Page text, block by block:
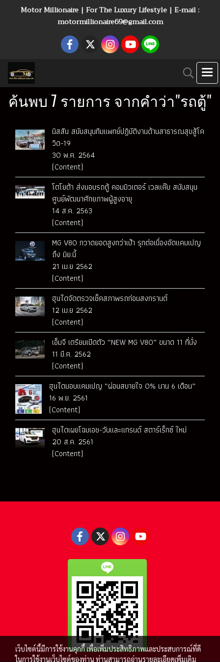
Motor Millionaire | For The Luxury Lifestyle | E-mail :
motormillionaire69@gmail.com
ค้นพบ 7 รายการ จากคำว่า"รถตู้"
นิสสัน สนับสนุนทีมแพทย์ปฏิบัติงานด้านสาธารณสุขสู้โค
วิด-19
30 พ.ค. 2564
(Content)
โตโยต้า ส่งมอบรถตู้ คอมมิวเตอร์ เวลแค๊บ สนับสนุน
ศูนย์พัฒนาศักยภาพผู้สูงอายุ
14 ส.ค. 2563
(Content)
MG V80 กวาดยอดสูงกว่าเป้า รุกต่อเนื่องอัดแคมเปญ
ถึง มิย.นี้
21 เม.ย 2562
(Content)
ฮุนไดจัดตรวจเช็คสภาพรถก่อนสงกรานต์
12 เม.ย 2562
(Content)
เอ็มจี เตรียมเปิดตัว “NEW MG V80” ขนาด 11 ที่นั่ง
11 มี.ค. 2562
(Content)
ฮุนไดมอบแคมเปญ “ผ่อนสบายใจ 0% นาน 6 เดือน”
16 พ.ย. 2561
(Content)
ฮุนไดเผยโฉมเอช-วันและแกรนด์ สตาร์เร็กซ์ ใหม่
20 ส.ค. 2561
(Content)
เว็บไซต์นี้มีการใช้งานคุกกี้ เพื่อเพิ่มประสิทธิภาพและประสบการณ์ที่ดี
ในการใช้งานเว็บไซต์ของท่าน ท่านสามารถอ่านรายละเอียดเพิ่มเติม